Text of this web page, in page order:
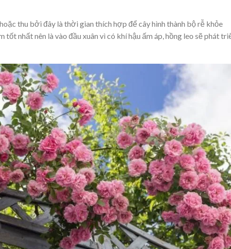
thu bởi đây là thời gian thích hợp để cây hình thành bộ rễ khỏe
nhất nên là vào đầu xuân vì có khí hậu ấm áp, hồng leo sẽ phát